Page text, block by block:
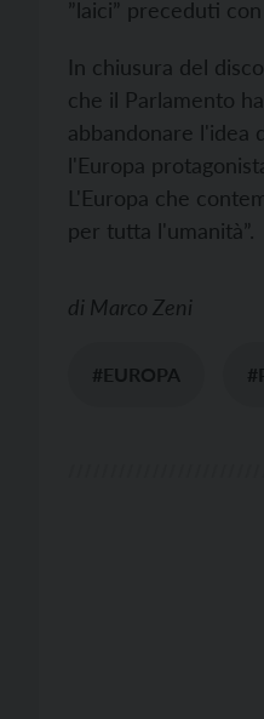
”laici” preceduti
In chiusura del
che il Parlamento
abbandonare l'idea
l'Europa
L'Europa che
per tutta l'umanità”.
di Marco Zeni
#EUROPA